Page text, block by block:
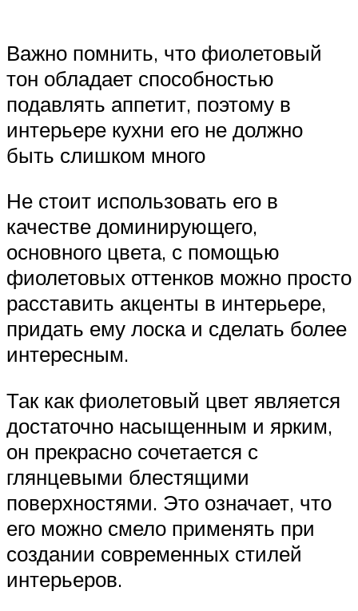
Важно помнить, что фиолетовый
тон обладает способностью
подавлять аппетит, поэтому в
интерьере кухни его не должно
быть слишком много
Не стоит использовать его в
качестве доминирующего,
основного цвета, с помощью
фиолетовых оттенков можно просто
расставить акценты в интерьере,
придать ему лоска и сделать более
интересным.
Так как фиолетовый цвет является
достаточно насыщенным и ярким,
он прекрасно сочетается с
глянцевыми блестящими
поверхностями. Это означает, что
его можно смело применять при
создании современных стилей
интерьеров.